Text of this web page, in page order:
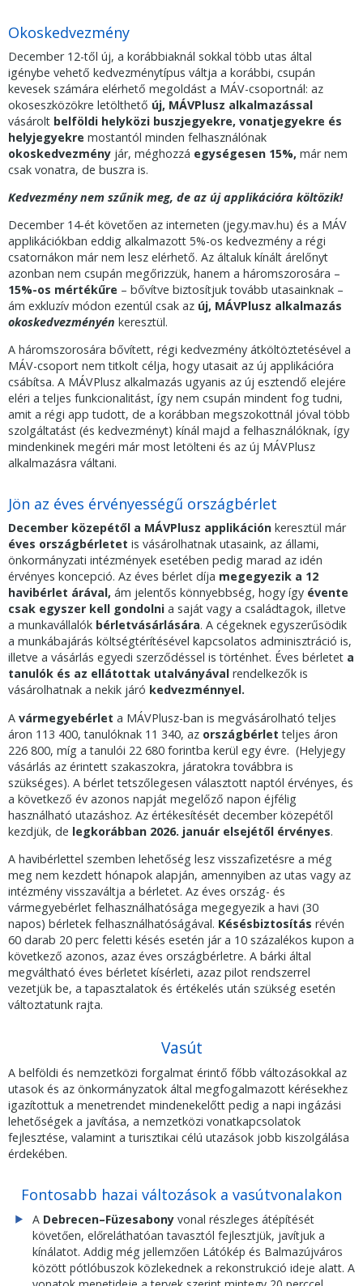
Okoskedvezmény
December 12-től új, a korábbiaknál sokkal több utas által
igénybe vehető kedvezménytípus váltja a korábbi, csupán
kevesek számára elérhető megoldást a MÁV-csoportnál: az
okoseszközökre letölthető új, MÁVPlusz alkalmazással
vásárolt belföldi helyközi buszjegyekre, vonatjegyekre és
helyjegyekre mostantól minden felhasználónak
okoskedvezmény jár, méghozzá egységesen 15%, már nem
csak vonatra, de buszra is.
Kedvezmény nem szűnik meg, de az új applikációra költözik!
December 14-ét követően az interneten (jegy.mav.hu) és a MÁV
applikációkban eddig alkalmazott 5%-os kedvezmény a régi
csatornákon már nem lesz elérhető. Az általuk kínált árelőnyt
azonban nem csupán megőrizzük, hanem a háromszorosára –
15%-os mértékűre – bővítve biztosítjuk tovább utasainknak –
ám exkluzív módon ezentúl csak az új, MÁVPlusz alkalmazás
okoskedvezményén keresztül.
A háromszorosára bővített, régi kedvezmény átköltöztetésével a
MÁV-csoport nem titkolt célja, hogy utasait az új applikációra
csábítsa. A MÁVPlusz alkalmazás ugyanis az új esztendő elejére
eléri a teljes funkcionalitást, így nem csupán mindent fog tudni,
amit a régi app tudott, de a korábban megszokottnál jóval több
szolgáltatást (és kedvezményt) kínál majd a felhasználóknak, így
mindenkinek megéri már most letölteni és az új MÁVPlusz
alkalmazásra váltani.
Jön az éves érvényességű országbérlet
December közepétől a MÁVPlusz applikáción keresztül már
éves országbérletet is vásárolhatnak utasaink, az állami,
önkormányzati intézmények esetében pedig marad az idén
érvényes koncepció. Az éves bérlet díja megegyezik a 12
havibérlet árával, ám jelentős könnyebbség, hogy így évente
csak egyszer kell gondolni a saját vagy a családtagok, illetve
a munkavállalók bérletvásárlására. A cégeknek egyszerűsödik
a munkábajárás költségtérítésével kapcsolatos adminisztráció is,
illetve a vásárlás egyedi szerződéssel is történhet. Éves bérletet a
tanulók és az ellátottak utalványával rendelkezők is
vásárolhatnak a nekik járó kedvezménnyel.
A vármegyebérlet a MÁVPlusz-ban is megvásárolható teljes
áron 113 400, tanulóknak 11 340, az országbérlet teljes áron
226 800, míg a tanulói 22 680 forintba kerül egy évre. (Helyjegy
vásárlás az érintett szakaszokra, járatokra továbbra is
szükséges). A bérlet tetszőlegesen választott naptól érvényes, és
a következő év azonos napját megelőző napon éjfélig
használható utazáshoz. Az értékesítését december közepétől
kezdjük, de legkorábban 2026. január elsejétől érvényes.
A havibérlettel szemben lehetőség lesz visszafizetésre a még
meg nem kezdett hónapok alapján, amennyiben az utas vagy az
intézmény visszaváltja a bérletet. Az éves ország- és
vármegyebérlet felhasználhatósága megegyezik a havi (30
napos) bérletek felhasználhatóságával. Késésbiztosítás révén
60 darab 20 perc feletti késés esetén jár a 10 százalékos kupon a
következő azonos, azaz éves országbérletre. A bárki által
megváltható éves bérletet kísérleti, azaz pilot rendszerrel
vezetjük be, a tapasztalatok és értékelés után szükség esetén
változtatunk rajta.
Vasút
A belföldi és nemzetközi forgalmat érintő főbb változásokkal az
utasok és az önkormányzatok által megfogalmazott kérésekhez
igazítottuk a menetrendet mindenekelőtt pedig a napi ingázási
lehetőségek a javítása, a nemzetközi vonatkapcsolatok
fejlesztése, valamint a turisztikai célú utazások jobb kiszolgálása
érdekében.
Fontosabb hazai változások a vasútvonalakon
A Debrecen–Füzesabony vonal részleges átépítését
követően, előreláthatóan tavasztól fejlesztjük, javítjuk a
kínálatot. Addig még jellemzően Látókép és Balmazújváros
között pótlóbuszok közlekednek a rekonstrukció ideje alatt. A